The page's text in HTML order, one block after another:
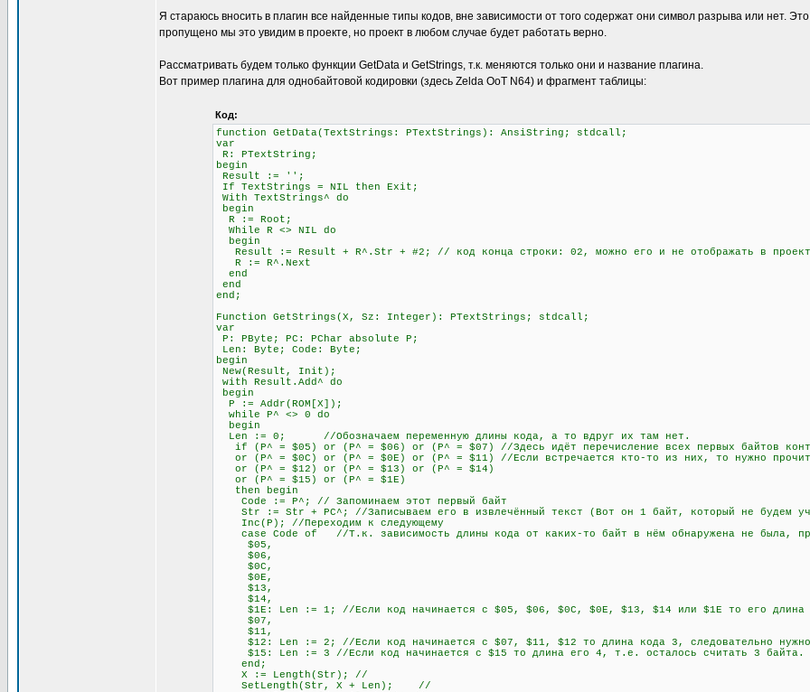
Я стараюсь вносить в плагин все найденные типы кодов, вне зависимости от того содержат они символ разрыва или нет.
пропущено мы это увидим в проекте, но проект в любом случае будет работать верно.
Рассматривать будем только функции GetData и GetStrings, т.к. меняются только они и название плагина.
Вот пример плагина для однобайтовой кодировки (здесь Zelda OoT N64) и фрагмент таблицы:
Код:
function GetData(TextStrings: PTextStrings): AnsiString; stdcall;
var
R: PTextString;
begin
Result := '';
If TextStrings = NIL then Exit;
With TextStrings^ do
begin
R := Root;
While R <> NIL do
begin
Result := Result + R^.Str + #2; // код конца строки: 02, можно его и не отображать в
R := R^.Next
end
end
end;
Function GetStrings(X, Sz: Integer): PTextStrings; stdcall;
var
P: PByte; PC: PChar absolute P;
Len: Byte; Code: Byte;
begin
New(Result, Init);
with Result.Add^ do
begin
P := Addr(ROM[X]);
while P^ <> 0 do
begin
Len := 0; //Обозначаем переменную длины кода, а то вдруг их там нет.
if (P^ = $05) or (P^ = $06) or (P^ = $07) //Здесь идёт перечисление всех первых байтов
or (P^ = $0C) or (P^ = $0E) or (P^ = $11) //Если встречается кто-то из них, то нужно
or (P^ = $12) or (P^ = $13) or (P^ = $14)
or (P^ = $15) or (P^ = $1E)
then begin
Code := P^; // Запоминаем этот первый байт
Str := Str + PC^; //Записываем его в извлечённый текст (Вот он 1 байт, который не будем
Inc(P); //Переходим к следующему
case Code of //Т.к. зависимость длины кода от каких-то байт в нём обнаружена не была,
$05,
$06,
$0C,
$0E,
$13,
$14,
$1E: Len := 1; //Если код начинается с $05, $06, $0C, $0E, $13, $14 или $1E то его длина 2
$07,
$11,
$12: Len := 2; //Если код начинается с $07, $11, $12 то длина кода 3, следовательно нужно
$15: Len := 3 //Если код начинается с $15 то длина его 4, т.е. осталось считать 3 байта.
end;
X := Length(Str); //
SetLength(Str, X + Len); //